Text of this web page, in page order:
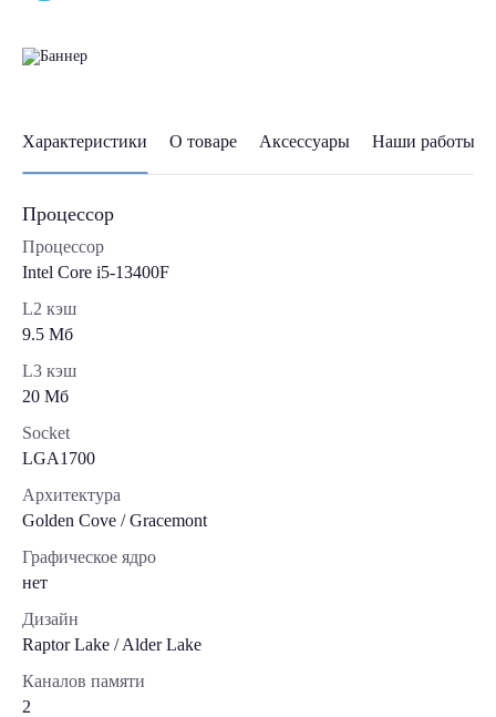
Характеристики О товаре Аксессуары Наши работы
Процессор
Процессор
Intel Core i5-13400F
L2 кэш
9.5 Мб
L3 кэш
20 Мб
Socket
LGA1700
Архитектура
Golden Cove / Gracemont
Графическое ядро
нет
Дизайн
Raptor Lake / Alder Lake
Каналов памяти
2